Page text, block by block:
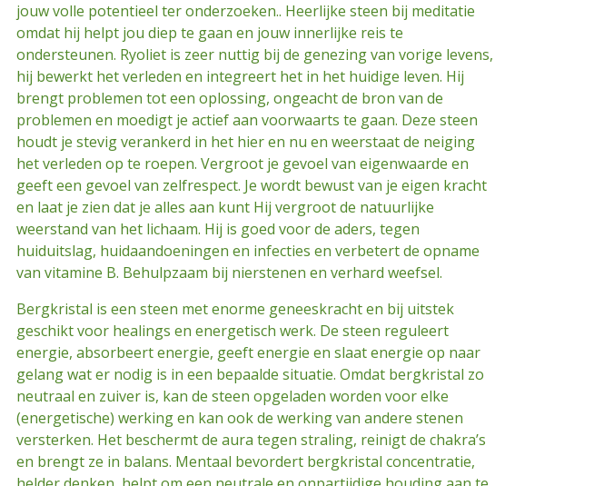
jouw volle potentieel ter onderzoeken.. Heerlijke steen bij meditatie
omdat hij helpt jou diep te gaan en jouw innerlijke reis te
ondersteunen. Ryoliet is zeer nuttig bij de genezing van vorige levens,
hij bewerkt het verleden en integreert het in het huidige leven. Hij
brengt problemen tot een oplossing, ongeacht de bron van de
problemen en moedigt je actief aan voorwaarts te gaan. Deze steen
houdt je stevig verankerd in het hier en nu en weerstaat de neiging
het verleden op te roepen. Vergroot je gevoel van eigenwaarde en
geeft een gevoel van zelfrespect. Je wordt bewust van je eigen kracht
en laat je zien dat je alles aan kunt Hij vergroot de natuurlijke
weerstand van het lichaam. Hij is goed voor de aders, tegen
huiduitslag, huidaandoeningen en infecties en verbetert de opname
van vitamine B. Behulpzaam bij nierstenen en verhard weefsel.
Bergkristal is een steen met enorme geneeskracht en bij uitstek
geschikt voor healings en energetisch werk. De steen reguleert
energie, absorbeert energie, geeft energie en slaat energie op naar
gelang wat er nodig is in een bepaalde situatie. Omdat bergkristal zo
neutraal en zuiver is, kan de steen opgeladen worden voor elke
(energetische) werking en kan ook de werking van andere stenen
versterken. Het beschermt de aura tegen straling, reinigt de chakra’s
en brengt ze in balans. Mentaal bevordert bergkristal concentratie,